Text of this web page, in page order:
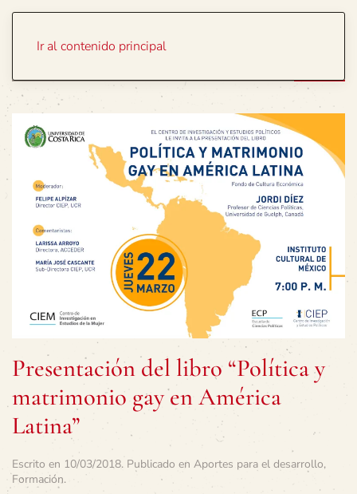
Ir al contenido principal
Presentación del libro “Política y
matrimonio gay en América
Latina”
Escrito en 10/03/2018. Publicado en Aportes para el desarrollo,
Formación.